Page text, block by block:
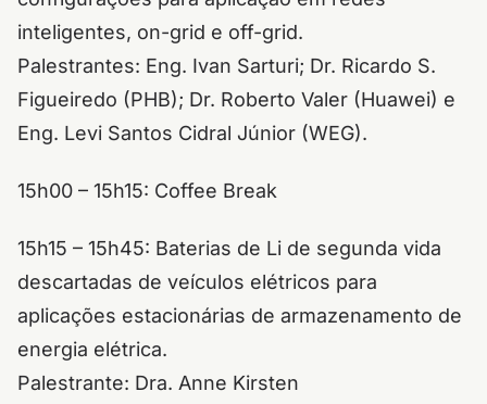
inteligentes, on-grid e off-grid.
Palestrantes: Eng. Ivan Sarturi; Dr. Ricardo S.
Figueiredo (PHB); Dr. Roberto Valer (Huawei) e
Eng. Levi Santos Cidral Júnior (WEG).
15h00 – 15h15: Coffee Break
15h15 – 15h45: Baterias de Li de segunda vida
descartadas de veículos elétricos para
aplicações estacionárias de armazenamento de
energia elétrica.
Palestrante: Dra. Anne Kirsten